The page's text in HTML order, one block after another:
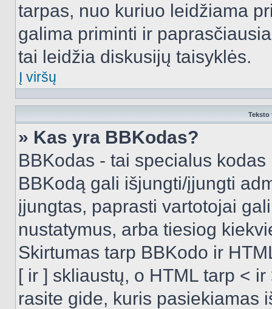
tarpas, nuo kuriuo leidžiama
galima priminti ir
tai leidžia diskusijų taisyklės.
Į viršų
Teksto
» Kas yra BBKodas?
BBKodas - tai specialus
BBKodą gali išjungti/įjungti
įjungtas, paprasti vartotojai
nustatymus, arba tiesiog
Skirtumas tarp BBKodo ir
[ ir ] skliaustų, o HTML tarp <
rasite gide, kuris pasiekiamas